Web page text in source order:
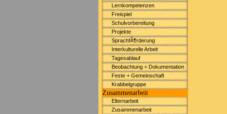
Lernkompetenzen
Freispiel
Schulvorbereitung
Projekte
SprachfÃ¶rderung
Interkulturelle Arbeit
Tagesablauf
Beobachtung + Dokumentation
Feste + Gemeinschaft
Krabbelgruppe
Zusammenarbeit
Elternarbeit
Zusammenarbeit